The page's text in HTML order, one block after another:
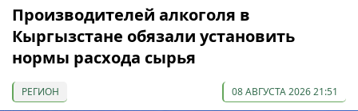
Производителей алкоголя в
Кыргызстане обязали установить
нормы расхода сырья
РЕГИОН 08 АВГУСТА 2026 21:51